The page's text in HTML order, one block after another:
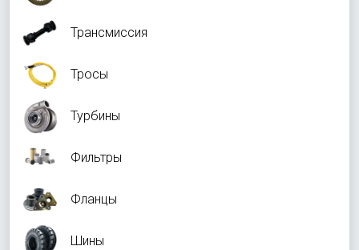
Трансмиссия
Тросы
Турбины
Фильтры
Фланцы
Шины